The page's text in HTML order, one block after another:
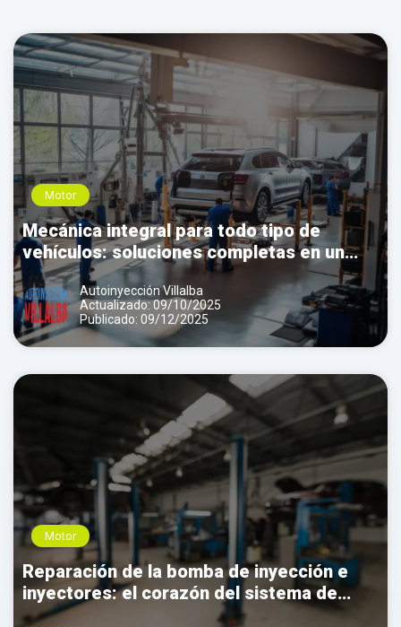
Contactar por
Whatsapp
Motor
Mecánica integral para todo tipo de
vehículos: soluciones completas en un
solo taller
Autoinyección Villalba
Actualizado: 09/10/2025
Publicado: 09/12/2025
Motor
Reparación de la bomba de inyección e
inyectores: el corazón del sistema de
combustible